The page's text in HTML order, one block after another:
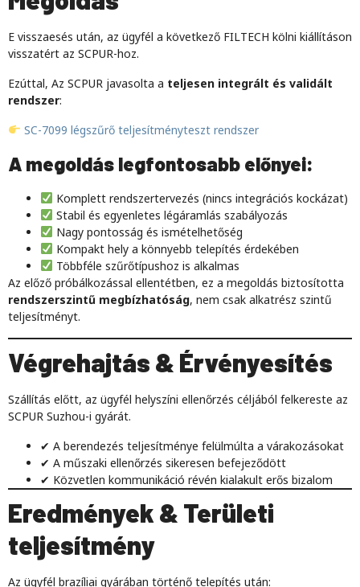
E visszaesés után, az ügyfél a következő FILTECH kölni kiállításon
visszatért az SCPUR-hoz.
Ezúttal, Az SCPUR javasolta a teljesen integrált és validált
rendszer:
SC-7099 légszűrő teljesítményteszt rendszer
A megoldás legfontosabb előnyei:
Komplett rendszertervezés (nincs integrációs kockázat)
Stabil és egyenletes légáramlás szabályozás
Nagy pontosság és ismételhetőség
Kompakt hely a könnyebb telepítés érdekében
Többféle szűrőtípushoz is alkalmas
Az előző próbálkozással ellentétben, ez a megoldás biztosította
rendszerszintű megbízhatóság, nem csak alkatrész szintű
teljesítményt.
Végrehajtás & Érvényesítés
Szállítás előtt, az ügyfél helyszíni ellenőrzés céljából felkereste az
SCPUR Suzhou-i gyárát.
✔ A berendezés teljesítménye felülmúlta a várakozásokat
✔ A műszaki ellenőrzés sikeresen befejeződött
✔ Közvetlen kommunikáció révén kialakult erős bizalom
Eredmények & Területi
teljesítmény
Az ügyfél brazíliai gyárában történő telepítés után: